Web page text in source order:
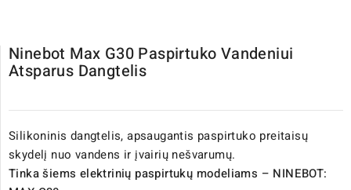
Ninebot Max G30 Paspirtuko Vandeniui
Atsparus Dangtelis
Silikoninis dangtelis, apsaugantis paspirtuko preitaisų
skydelį nuo vandens ir įvairių nešvarumų.
Tinka šiems elektrinių paspirtukų modeliams – NINEBOT: